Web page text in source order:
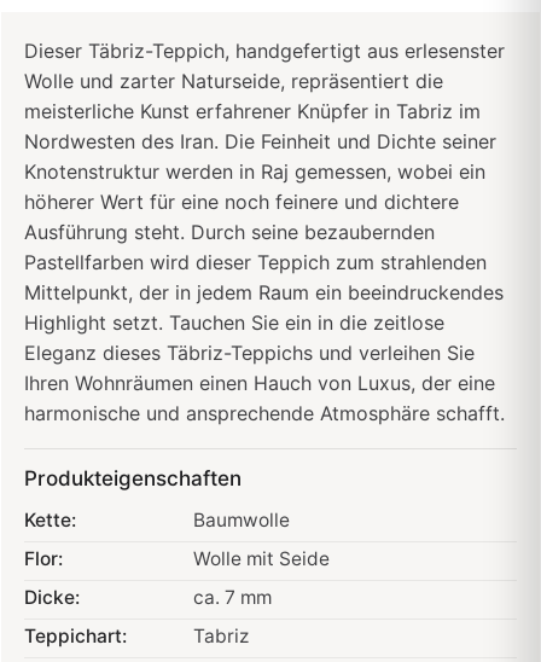
Dieser Täbriz-Teppich, handgefertigt aus erlesenster
Wolle und zarter Naturseide, repräsentiert die
meisterliche Kunst erfahrener Knüpfer in Tabriz im
Nordwesten des Iran. Die Feinheit und Dichte seiner
Knotenstruktur werden in Raj gemessen, wobei ein
höherer Wert für eine noch feinere und dichtere
Ausführung steht. Durch seine bezaubernden
Pastellfarben wird dieser Teppich zum strahlenden
Mittelpunkt, der in jedem Raum ein beeindruckendes
Highlight setzt. Tauchen Sie ein in die zeitlose
Eleganz dieses Täbriz-Teppichs und verleihen Sie
Ihren Wohnräumen einen Hauch von Luxus, der eine
harmonische und ansprechende Atmosphäre schafft.
Produkteigenschaften
Kette:
Baumwolle
Flor:
Wolle mit Seide
Dicke:
ca. 7 mm
Teppichart:
Tabriz